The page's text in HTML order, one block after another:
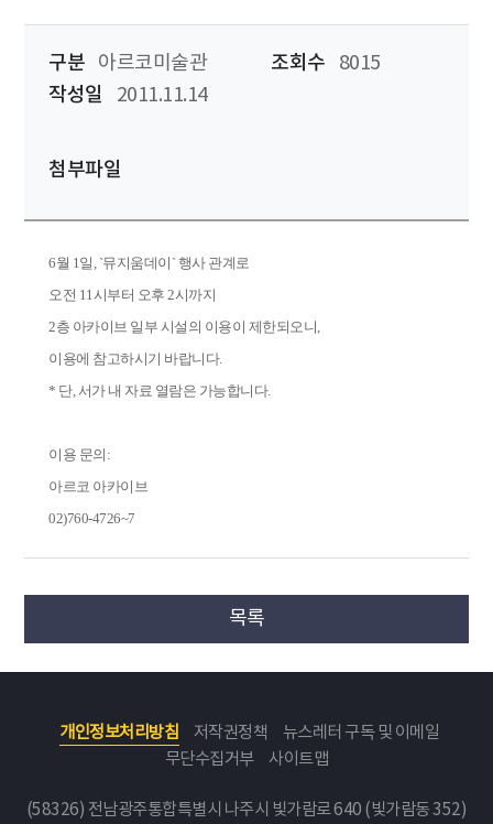
구분 아르코미술관 조회수
8015
작성일
2011.11.14
첨부파일
6월 1일, `뮤지움데이` 행사 관계로
오전 11시부터 오후 2시까지
2층 아카이브 일부 시설의 이용이 제한되오니,
이용에 참고하시기 바랍니다.
* 단, 서가 내 자료 열람은 가능합니다.
이용 문의:
아르코 아카이브
02)760-4726~7
목록
개인정보처리방침 저작권정책
뉴스레터 구독 및 이메일
무단수집거부
사이트맵
(58326) 전남광주통합특별시 나주시 빛가람로 640 (빛가람동 352)